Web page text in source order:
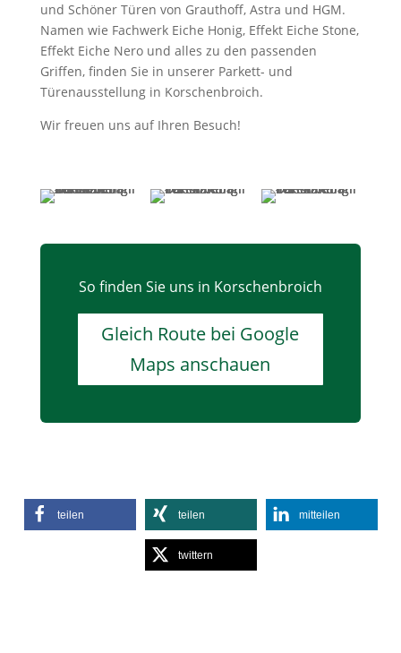
und Schöner Türen von Grauthoff, Astra und HGM.
Namen wie Fachwerk Eiche Honig, Effekt Eiche Stone,
Effekt Eiche Nero und alles zu den passenden
Griffen, finden Sie in unserer Parkett- und
Türenausstellung in Korschenbroich.
Wir freuen uns auf Ihren Besuch!
So finden Sie uns in Korschenbroich
Gleich Route bei Google
Maps anschauen
teilen teilen mitteilen
twittern